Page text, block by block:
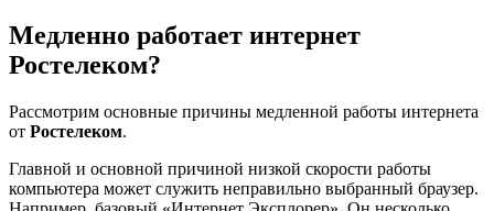
Медленно работает интернет
Ростелеком?
Рассмотрим основные причины медленной работы интернета
от Ростелеком.
Главной и основной причиной низкой скорости работы
компьютера может служить неправильно выбранный браузер.